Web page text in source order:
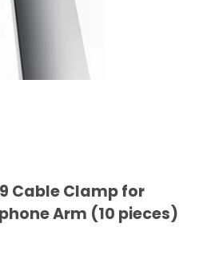
Cable Clamp for
Arm (10 pieces)